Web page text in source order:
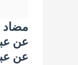
مضاد
عن
عن